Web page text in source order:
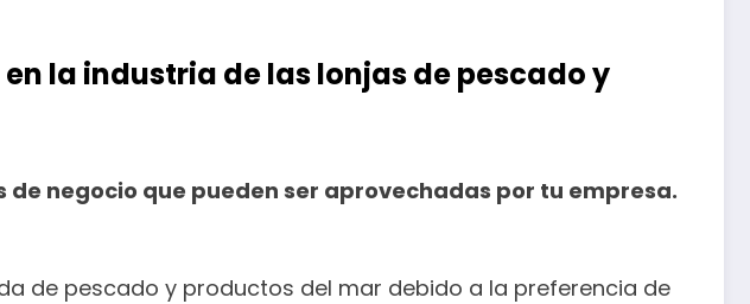
la industria de las lonjas de pescado y
negocio que pueden ser aprovechadas por tu empresa.
de pescado y productos del mar debido a la preferencia de